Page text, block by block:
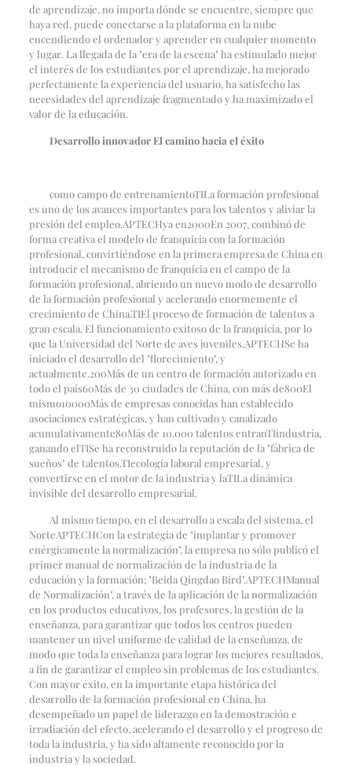
de aprendizaje, no importa dónde se encuentre, siempre que
haya red, puede conectarse a la plataforma en la nube
encendiendo el ordenador y aprender en cualquier momento
y lugar. La llegada de la "era de la escena" ha estimulado mejor
el interés de los estudiantes por el aprendizaje, ha mejorado
perfectamente la experiencia del usuario, ha satisfecho las
necesidades del aprendizaje fragmentado y ha maximizado el
valor de la educación.
Desarrollo innovador El camino hacia el éxito
como campo de entrenamientoTILa formación profesional
es uno de los avances importantes para los talentos y aliviar la
presión del empleo.APTECHya en2000En 2007, combinó de
forma creativa el modelo de franquicia con la formación
profesional, convirtiéndose en la primera empresa de China en
introducir el mecanismo de franquicia en el campo de la
formación profesional, abriendo un nuevo modo de desarrollo
de la formación profesional y acelerando enormemente el
crecimiento de China.TIEl proceso de formación de talentos a
gran escala. El funcionamiento exitoso de la franquicia, por lo
que la Universidad del Norte de aves juveniles.APTECHSe ha
iniciado el desarrollo del "florecimiento", y
actualmente.200Más de un centro de formación autorizado en
todo el país60Más de 30 ciudades de China, con más de800El
mismo10000Más de empresas conocidas han establecido
asociaciones estratégicas, y han cultivado y canalizado
acumulativamente80Más de 10.000 talentos entranTIindustria,
ganando elTISe ha reconstruido la reputación de la "fábrica de
sueños" de talentos.TIecología laboral empresarial, y
convertirse en el motor de la industria y laTILa dinámica
invisible del desarrollo empresarial.
Al mismo tiempo, en el desarrollo a escala del sistema, el
NorteAPTECHCon la estrategia de "implantar y promover
enérgicamente la normalización", la empresa no sólo publicó el
primer manual de normalización de la industria de la
educación y la formación: "Beida Qingdao Bird".APTECHManual
de Normalización", a través de la aplicación de la normalización
en los productos educativos, los profesores, la gestión de la
enseñanza, para garantizar que todos los centros pueden
mantener un nivel uniforme de calidad de la enseñanza, de
modo que toda la enseñanza para lograr los mejores resultados,
a fin de garantizar el empleo sin problemas de los estudiantes.
Con mayor éxito, en la importante etapa histórica del
desarrollo de la formación profesional en China, ha
desempeñado un papel de liderazgo en la demostración e
irradiación del efecto, acelerando el desarrollo y el progreso de
toda la industria, y ha sido altamente reconocido por la
industria y la sociedad.